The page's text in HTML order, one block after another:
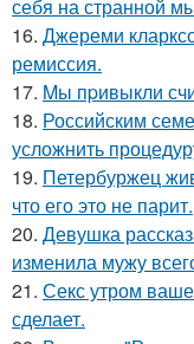
себя на странной
16. Джереми
ремиссия.
17. Mы пpивыкли
18. Российским
усложнить
19. Петербуржец
что его это не парит.
20. Девушка
изменила мужу
21. Секс утром
сделает.